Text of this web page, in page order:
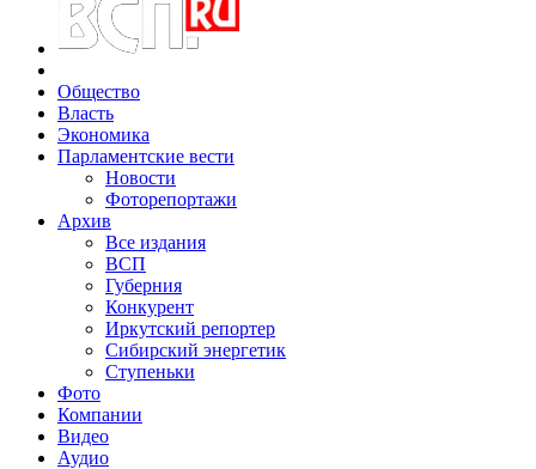
Общество
Власть
Экономика
Парламентские вести
Новости
Фоторепортажи
Архив
Все издания
ВСП
Губерния
Конкурент
Иркутский репортер
Сибирский энергетик
Ступеньки
Фото
Компании
Видео
Аудио